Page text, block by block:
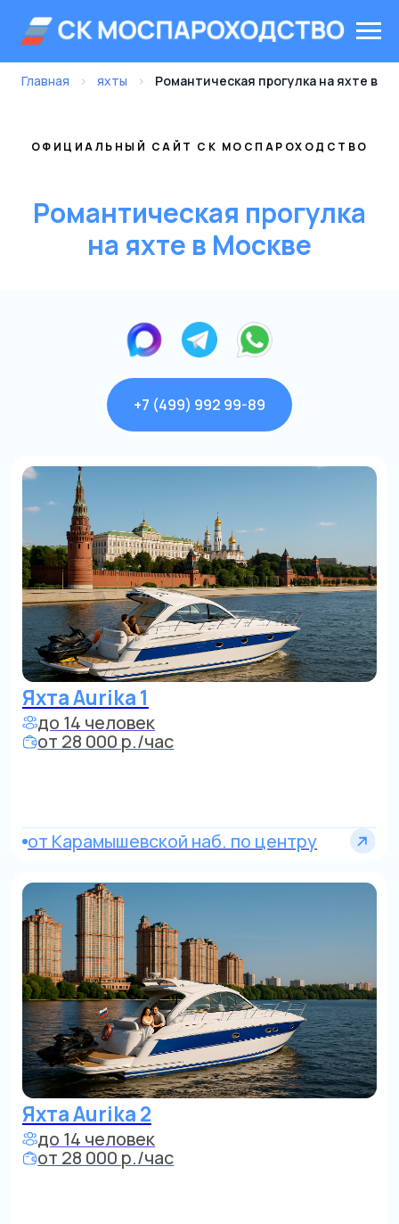
Главная › яхты › Романтическая прогулка на яхте в
ОФИЦИАЛЬНЫЙ САЙТ СК МОСПАРОХОДСТВО
Романтическая прогулка
на яхте в Москве
+7 (499) 992 99-89
Яхта Aurika 2
до 14 человек
от 28 000 р./час
по Строгино и Сев. Бору
Яхта Aurika 1
до 14 человек
от 28 000 р./час
отКарамышевской наб. по центру